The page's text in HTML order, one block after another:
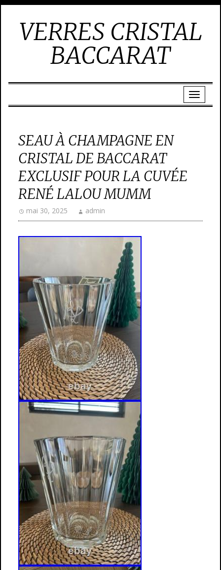
VERRES CRISTAL
BACCARAT
SEAU À CHAMPAGNE EN
CRISTAL DE BACCARAT
EXCLUSIF POUR LA CUVÉE
RENÉ LALOU MUMM
mai 30, 2025 admin